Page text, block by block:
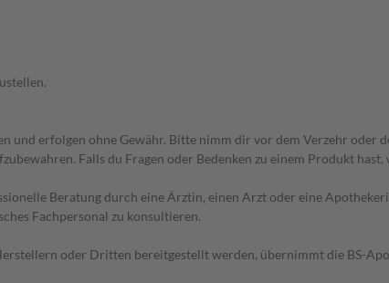
und erfolgen ohne Gewähr. Bitte nimm dir vor dem Verzehr oder
Falls du Fragen oder Bedenken zu einem Produkt
Beratung durch eine Ärztin, einen Arzt oder eine
Fachpersonal zu konsultieren.
oder Dritten bereitgestellt werden, übernimmt die BS-